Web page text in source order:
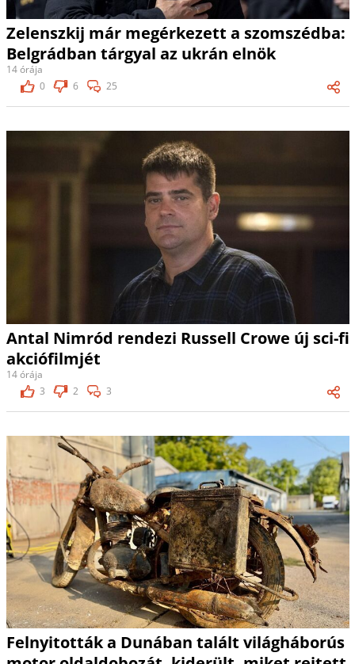
Zelenszkij már megérkezett a szomszédba:
Belgrádban tárgyal az ukrán elnök
14 órája
0
6 25
Antal Nimród rendezi Russell Crowe új sci-fi
akciófilmjét
14 órája
3
2 3
Felnyitották a Dunában talált világháborús